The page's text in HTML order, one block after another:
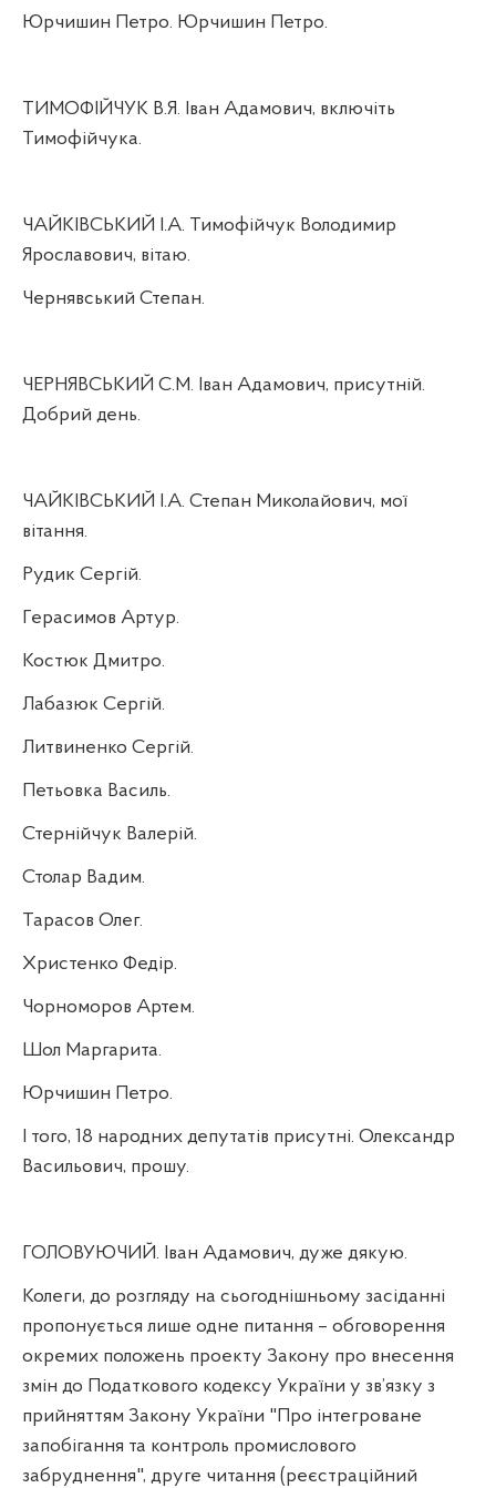
Юрчишин Петро. Юрчишин Петро.
ТИМОФІЙЧУК В.Я. Іван Адамович, включіть
Тимофійчука.
ЧАЙКІВСЬКИЙ І.А. Тимофійчук Володимир
Ярославович, вітаю.
Чернявський Степан.
ЧЕРНЯВСЬКИЙ С.М. Іван Адамович, присутній.
Добрий день.
ЧАЙКІВСЬКИЙ І.А. Степан Миколайович, мої
вітання.
Рудик Сергій.
Герасимов Артур.
Костюк Дмитро.
Лабазюк Сергій.
Литвиненко Сергій.
Петьовка Василь.
Стернійчук Валерій.
Столар Вадим.
Тарасов Олег.
Христенко Федір.
Чорноморов Артем.
Шол Маргарита.
Юрчишин Петро.
І того, 18 народних депутатів присутні. Олександр
Васильович, прошу.
ГОЛОВУЮЧИЙ. Іван Адамович, дуже дякую.
Колеги, до розгляду на сьогоднішньому засіданні
пропонується лише одне питання – обговорення
окремих положень проекту Закону про внесення
змін до Податкового кодексу України у зв’язку з
прийняттям Закону України "Про інтегроване
запобігання та контроль промислового
забруднення", друге читання (реєстраційний